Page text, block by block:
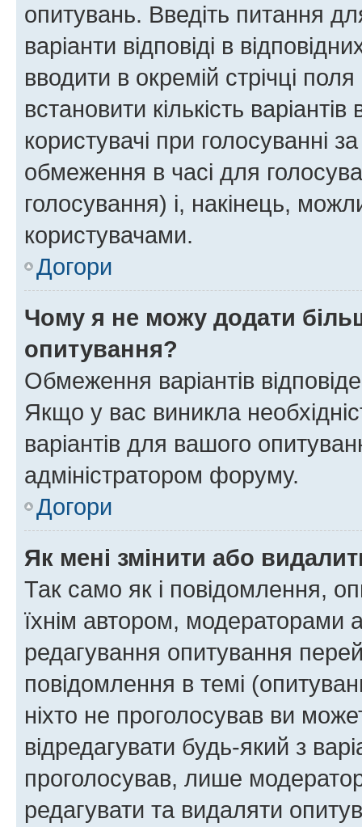
опитувань. Введіть питання
варіанти відповіді в
вводити в окремій стрічці
встановити кількість
користувачі при голосуванні
обмеження в часі для
голосування) і, накінець,
користувачами.
Догори
Чому я не можу додати
опитування?
Обмеження варіантів
Якщо у вас виникла
варіантів для вашого
адміністратором форуму.
Догори
Як мені змінити або
Так само як і повідомлення,
їхнім автором, модераторами
редагування опитування
повідомлення в темі
ніхто не проголосував ви
відредагувати будь-який з
проголосував, лише
редагувати та видаляти